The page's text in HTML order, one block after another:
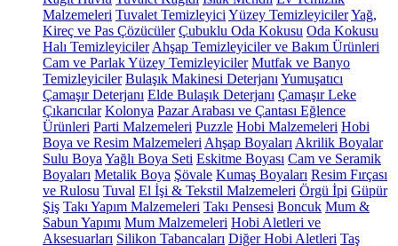
Malzemeleri Tuvalet Temizleyici Yüzey TemizleyicilerYağ,
Kireç ve Pas Çözücüler Çubuklu Oda Kokusu Oda Kokusu
Halı Temizleyiciler Ahşap Temizleyiciler ve Bakım Ürünleri
Cam ve Parlak Yüzey Temizleyiciler Mutfak ve Banyo
Temizleyiciler Bulaşık Makinesi Deterjanı Yumuşatıcı
Çamaşır Deterjanı Elde Bulaşık Deterjanı Çamaşır Leke
Çıkarıcılar Kolonya Pazar Arabası ve Çantası Eğlence
Ürünleri Parti Malzemeleri Puzzle Hobi Malzemeleri Hobi
Boya ve Resim Malzemeleri Ahşap Boyaları Akrilik Boyalar
Sulu Boya Yağlı Boya Seti Eskitme Boyası Cam ve Seramik
Boyaları Metalik Boya Şövale Kumaş Boyaları Resim Fırçası
ve Rulosu Tuval El İşi & Tekstil Malzemeleri Örgü İpi Güpür
Şiş Takı Yapım Malzemeleri Takı Pensesi Boncuk Mum &
Sabun Yapımı Mum Malzemeleri Hobi Aletleri ve
Aksesuarları Silikon Tabancaları Diğer Hobi Aletleri Taş